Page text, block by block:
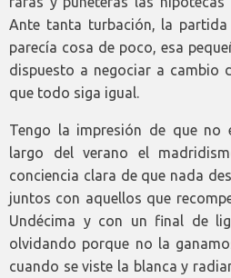
Ante tanta turbación, la partida
parecía cosa de poco, esa
dispuesto a negociar a cambio
que todo siga igual.
Tengo la impresión de que
largo del verano el
conciencia clara de que nada
juntos con aquellos que
Undécima y con un final de
olvidando porque no la
cuando se viste la blanca y